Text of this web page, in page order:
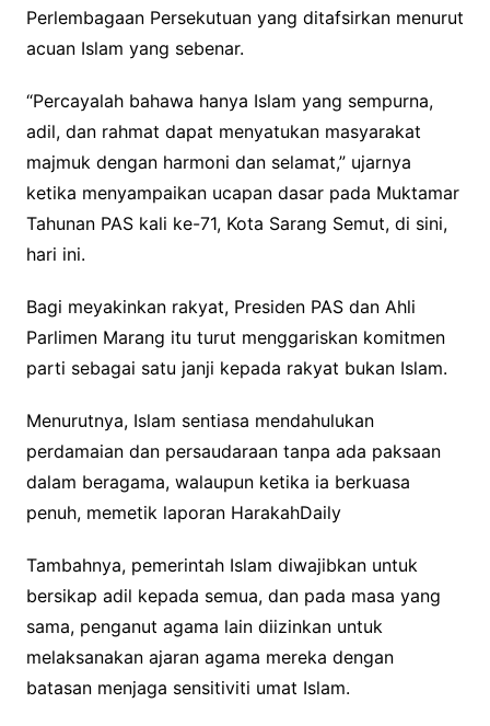
Perlembagaan Persekutuan yang ditafsirkan menurut
acuan Islam yang sebenar.
​“Percayalah bahawa hanya Islam yang sempurna,
adil, dan rahmat dapat menyatukan masyarakat
majmuk dengan harmoni dan selamat,” ujarnya
ketika menyampaikan ucapan dasar pada Muktamar
Tahunan PAS kali ke-71, Kota Sarang Semut, di sini,
hari ini.
​Bagi meyakinkan rakyat, Presiden PAS dan Ahli
Parlimen Marang itu turut menggariskan komitmen
parti sebagai satu janji kepada rakyat bukan Islam.
​Menurutnya, Islam sentiasa mendahulukan
perdamaian dan persaudaraan tanpa ada paksaan
dalam beragama, walaupun ketika ia berkuasa
penuh, memetik laporan HarakahDaily
Tambahnya, pemerintah Islam diwajibkan untuk
bersikap adil kepada semua, dan pada masa yang
sama, penganut agama lain diizinkan untuk
melaksanakan ajaran agama mereka dengan
batasan menjaga sensitiviti umat Islam.